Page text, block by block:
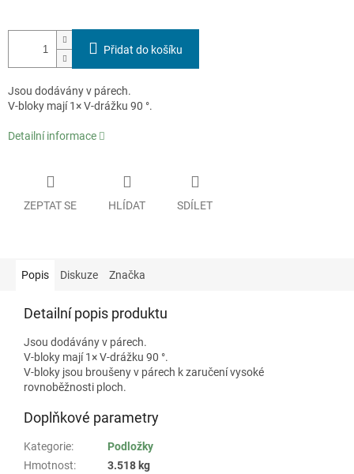
Přidat do košíku
Jsou dodávány v párech.
V-bloky mají 1× V-drážku 90 °.
Detailní informace
ZEPTAT SE HLÍDAT SDÍLET
Popis Diskuze Značka
Detailní popis produktu
Jsou dodávány v párech.
V-bloky mají 1× V-drážku 90 °.
V-bloky jsou broušeny v párech k zaručení vysoké
rovnoběžnosti ploch.
Doplňkové parametry
Kategorie:
Podložky
Hmotnost: 3.518 kg